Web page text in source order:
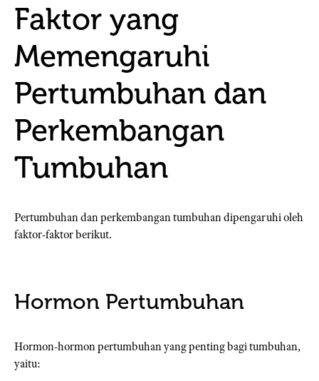
Faktor yang
Memengaruhi
Pertumbuhan dan
Perkembangan
Tumbuhan
Pertumbuhan dan perkembangan tumbuhan dipengaruhi oleh
faktor-faktor berikut.
Hormon Pertumbuhan
Hormon-hormon pertumbuhan yang penting bagi tumbuhan,
yaitu: